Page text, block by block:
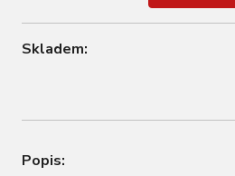
Skladem:
Popis: